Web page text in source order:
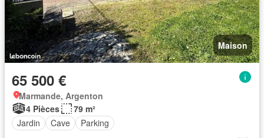
Maison
65 500 €
Marmande, Argenton
4 Pièces
79 m²
Jardin
Cave Parking